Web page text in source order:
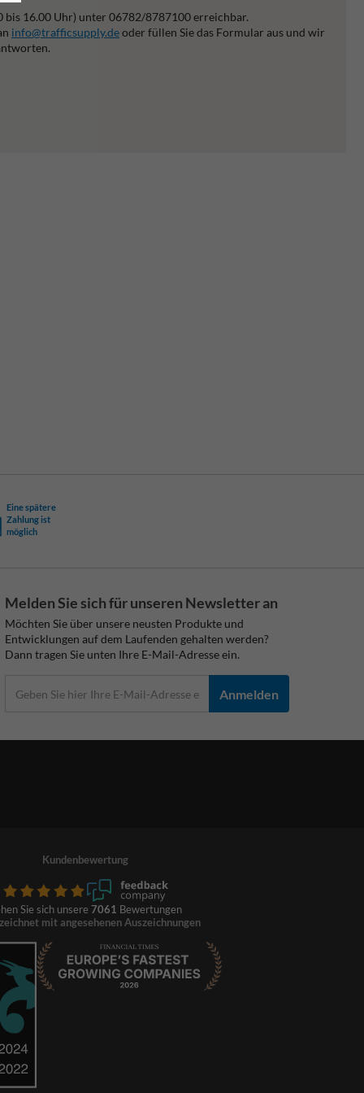
bis 16.00 Uhr) unter 06782/8787100 erreichbar.
info@trafficsupply.deoder füllen Sie das Formular aus und wir
Eine spätere
Zahlung ist
möglich
Melden Sie sich für unseren Newsletter an
Möchten Sie über unsere neusten Produkte und
Entwicklungen auf dem Laufenden gehalten werden?
Dann tragen Sie unten Ihre E-Mail-Adresse ein.
Anmelden
Kundenbewertung
Sie sich unsere 7061 Bewertungen
mit angesehenen Auszeichnungen